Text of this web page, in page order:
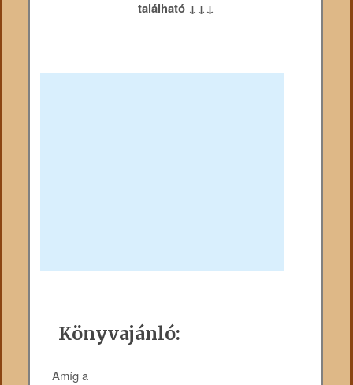
található ↓↓↓
Könyvajánló:
Amíg a